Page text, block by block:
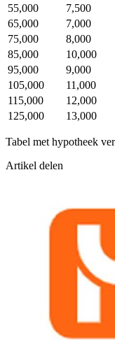
55,000
7,500
65,000
7,000
75,000
8,000
85,000
10,000
95,000
9,000
105,000
11,000
115,000
12,000
125,000
13,000
Tabel met hypotheek
Artikel delen